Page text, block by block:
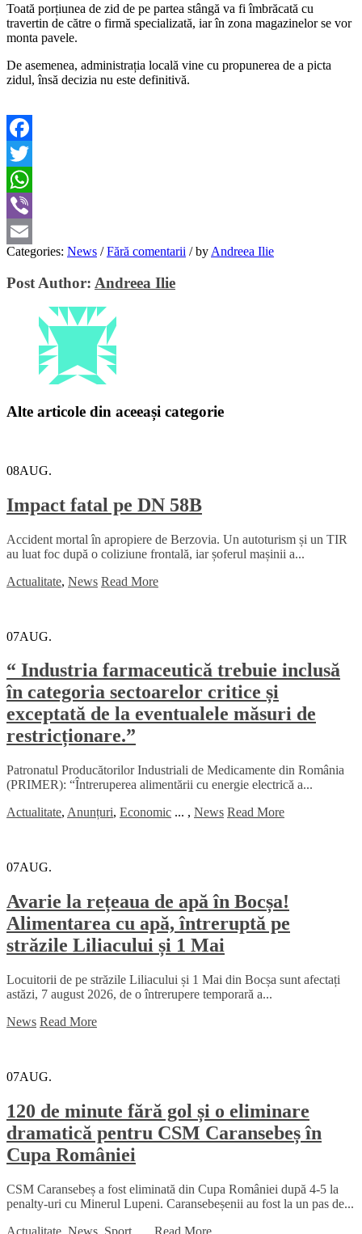
Toată porțiunea de zid de pe partea stângă va fi îmbrăcată cu
travertin de către o firmă specializată, iar în zona magazinelor se vor
monta pavele.
De asemenea, administrația locală vine cu propunerea de a picta
zidul, însă decizia nu este definitivă.
Facebook
Twitter
WhatsApp
Viber
Email
Categories: News / Fără comentarii /by Andreea Ilie
Post Author: Andreea Ilie
Alte articole din aceeași categorie
08AUG.
Impact fatal pe DN 58B
Accident mortal în apropiere de Berzovia. Un autoturism și un TIR
au luat foc după o coliziune frontală, iar șoferul mașinii a...
Actualitate, News Read More
07AUG.
“ Industria farmaceutică trebuie inclusă
în categoria sectoarelor critice și
exceptată de la eventualele măsuri de
restricționare.”
Patronatul Producătorilor Industriali de Medicamente din România
(PRIMER): “Întreruperea alimentării cu energie electrică a...
Actualitate, Anunțuri, Economic ... , News Read More
07AUG.
Avarie la rețeaua de apă în Bocșa!
Alimentarea cu apă, întreruptă pe
străzile Liliacului și 1 Mai
Locuitorii de pe străzile Liliacului și 1 Mai din Bocșa sunt afectați
astăzi, 7 august 2026, de o întrerupere temporară a...
News Read More
07AUG.
120 de minute fără gol și o eliminare
dramatică pentru CSM Caransebeș în
Cupa României
CSM Caransebeș a fost eliminată din Cupa României după 4-5 la
penalty-uri cu Minerul Lupeni. Caransebeșenii au fost la un pas de...
Actualitate News Sport Read More